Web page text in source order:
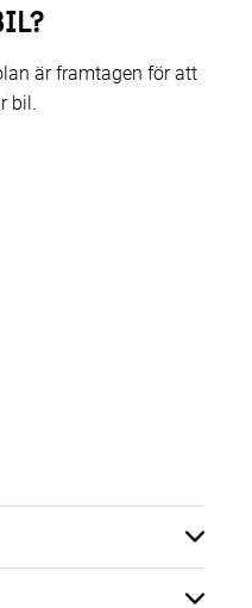
är framtagen för att
bil.